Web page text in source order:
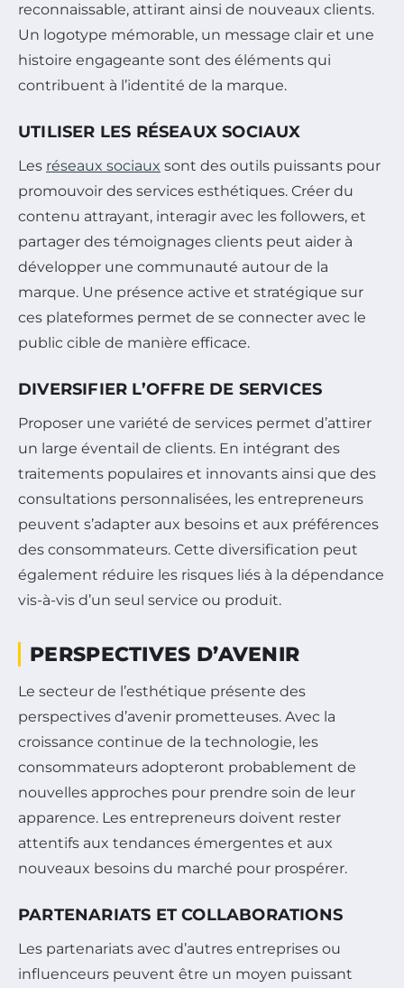
reconnaissable, attirant ainsi de nouveaux clients.
Un logotype mémorable, un message clair et une
histoire engageante sont des éléments qui
contribuent à l’identité de la marque.
UTILISER LES RÉSEAUX SOCIAUX
Les réseaux sociaux sont des outils puissants pour
promouvoir des services esthétiques. Créer du
contenu attrayant, interagir avec les followers, et
partager des témoignages clients peut aider à
développer une communauté autour de la
marque. Une présence active et stratégique sur
ces plateformes permet de se connecter avec le
public cible de manière efficace.
DIVERSIFIER L’OFFRE DE SERVICES
Proposer une variété de services permet d’attirer
un large éventail de clients. En intégrant des
traitements populaires et innovants ainsi que des
consultations personnalisées, les entrepreneurs
peuvent s’adapter aux besoins et aux préférences
des consommateurs. Cette diversification peut
également réduire les risques liés à la dépendance
vis-à-vis d’un seul service ou produit.
PERSPECTIVES D’AVENIR
Le secteur de l’esthétique présente des
perspectives d’avenir prometteuses. Avec la
croissance continue de la technologie, les
consommateurs adopteront probablement de
nouvelles approches pour prendre soin de leur
apparence. Les entrepreneurs doivent rester
attentifs aux tendances émergentes et aux
nouveaux besoins du marché pour prospérer.
PARTENARIATS ET COLLABORATIONS
Les partenariats avec d’autres entreprises ou
influenceurs peuvent être un moyen puissant